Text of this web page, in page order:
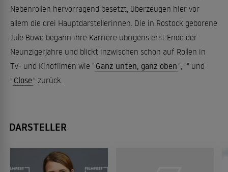
Nebenrollen hervorragend besetzt, überzeugen hier vor
allem die drei Hauptdarstellerinnen. Die in Rostock geborene
Jule Böwe begann ihre Karriere übrigens erst Ende der
Neunzigerjahre und blickt inzwischen schon auf Rollen in
TV- und Kinofilmen wie " Ganz unten, ganz oben ", "" und
" Close " zurück.
DARSTELLER